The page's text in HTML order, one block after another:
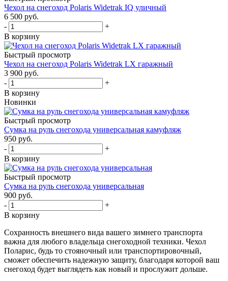
Чехол на снегоход Polaris Widetrak IQ уличный
6 500 руб.
-
+
В корзину
Быстрый просмотр
Чехол на снегоход Polaris Widetrak LX гаражный
3 900 руб.
-
+
В корзину
Новинки
Быстрый просмотр
Сумка на руль снегохода универсальная камуфляж
950 руб.
-
+
В корзину
Быстрый просмотр
Сумка на руль снегохода универсальная
900 руб.
-
+
В корзину
Сохранность внешнего вида вашего зимнего транспорта
важна для любого владельца снегоходной техники. Чехол
Поларис, будь то стояночный или транспортировочный,
сможет обеспечить надежную защиту, благодаря которой ваш
снегоход будет выглядеть как новый и прослужит дольше.